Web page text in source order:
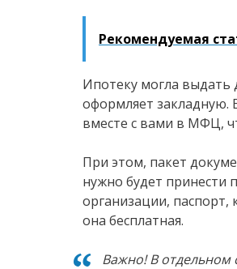
Рекомендуемая
Ипотеку могла выдать
оформляет закладную.
вместе с вами в МФЦ,
При этом, пакет
нужно будет принести
организации, паспорт,
она бесплатная.
Важно! В отдельном